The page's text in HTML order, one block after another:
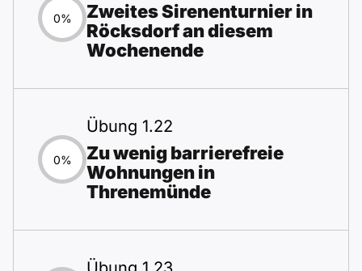
0%
Zweites Sirenenturnier in
Röcksdorf an diesem
Wochenende
0%
Übung 1.22
Zu wenig barrierefreie
Wohnungen in
Threnemünde